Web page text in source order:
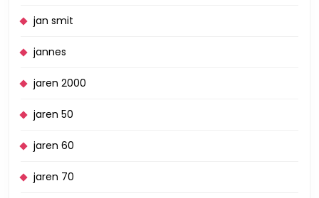
jan smit
jannes
jaren 2000
jaren 50
jaren 60
jaren 70